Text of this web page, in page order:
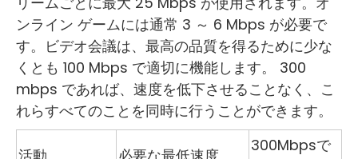
ンライン ゲームには通常 3 ～ 6 Mbps が必要で
す。ビデオ会議は、最高の品質を得るために少な
くとも 100 Mbps で適切に機能します。 300
mbps であれば、速度を低下させることなく、こ
れらすべてのことを同時に行うことができます。
活動 必要な最低速度
300Mbpsで